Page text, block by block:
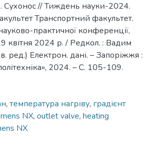
// Тиждень науки-2024.
Транспортний факультет.
практичної конференції,
квітня 2024 р. / Редкол. : Вадим
ред.) Електрон. дані. – Запоріжжя :
2024. – С. 105-109.
, температура нагріву, градієнт
NX, outlet valve, heating
NX